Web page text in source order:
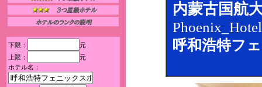
下限：
元
上限：
元
ホテル名：
内蒙古国航
Phoenix_Hotel
呼和浩特フ